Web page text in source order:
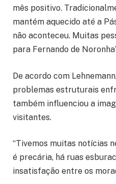
mês positivo.
mantém aquecido até a
não aconteceu. Muitas
para Fernando de
De acordo com
problemas estruturais
também influenciou a
visitantes.
“Tivemos muitas notícias
é precária, há ruas
insatisfação entre os